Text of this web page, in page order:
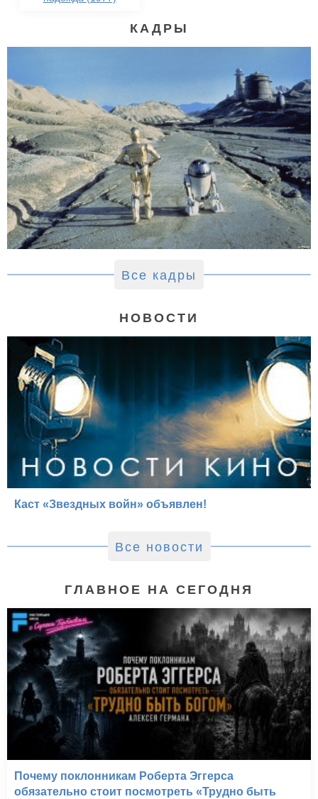
КАДРЫ
Все кадры
НОВОСТИ
Каст «Звездных войн» объявлен!
Все новости
ГЛАВНОЕ НА СЕГОДНЯ
Почему поклонникам Роберта Эггерса
обязательно стоит посмотреть «Трудно быть